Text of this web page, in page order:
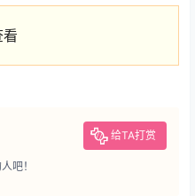
给TA打赏
吧！